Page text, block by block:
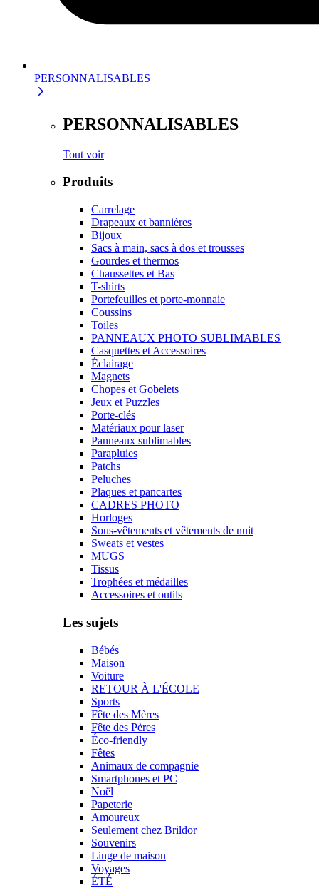
PERSONNALISABLES
PERSONNALISABLES
Tout voir
Produits
Carrelage
Drapeaux et bannières
Bijoux
Sacs à main, sacs à dos et trousses
Gourdes et thermos
Chaussettes et Bas
T-shirts
Portefeuilles et porte-monnaie
Coussins
Toiles
PANNEAUX PHOTO SUBLIMABLES
Casquettes et Accessoires
Éclairage
Magnets
Chopes et Gobelets
Jeux et Puzzles
Porte-clés
Matériaux pour laser
Panneaux sublimables
Parapluies
Patchs
Peluches
Plaques et pancartes
CADRES PHOTO
Horloges
Sous-vêtements et vêtements de nuit
Sweats et vestes
MUGS
Tissus
Trophées et médailles
Accessoires et outils
Les sujets
Bébés
Maison
Voiture
RETOUR À L'ÉCOLE
Sports
Fête des Mères
Fête des Pères
Éco-friendly
Fêtes
Animaux de compagnie
Smartphones et PC
Noël
Papeterie
Amoureux
Seulement chez Brildor
Souvenirs
Linge de maison
Voyages
ÉTÉ